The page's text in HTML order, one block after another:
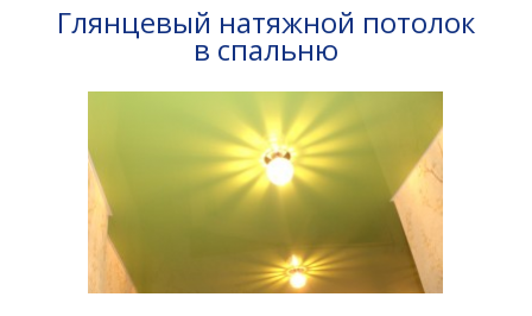
Глянцевый натяжной потолок
в спальню